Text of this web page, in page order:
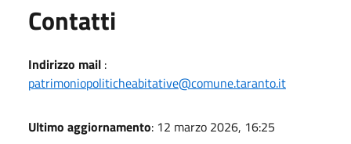
Contatti
Indirizzo mail :
patrimoniopoliticheabitative@comune.taranto.it
Ultimo aggiornamento: 12 marzo 2026, 16:25